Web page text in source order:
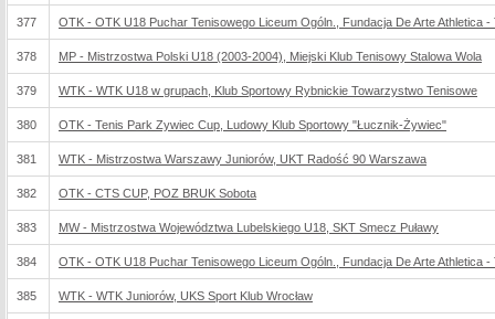
377 OTK - OTK U18 Puchar Tenisowego Liceum Ogóln., Fundacja De Arte Athletica -
378 MP - Mistrzostwa Polski U18 (2003-2004), Miejski Klub Tenisowy Stalowa Wola
379 WTK - WTK U18 w grupach, Klub Sportowy Rybnickie Towarzystwo Tenisowe
380 OTK - Tenis Park Zywiec Cup, Ludowy Klub Sportowy "Łucznik-Żywiec"
381 WTK - Mistrzostwa Warszawy Juniorów, UKT Radość 90 Warszawa
382 OTK - CTS CUP, POZ BRUK Sobota
383 MW - Mistrzostwa Województwa Lubelskiego U18, SKT Smecz Puławy
384 OTK - OTK U18 Puchar Tenisowego Liceum Ogóln., Fundacja De Arte Athletica -
385 WTK - WTK Juniorów, UKS Sport Klub Wrocław